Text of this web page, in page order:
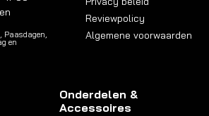
Paasdagen,
en
Reviewpolicy
Algemene voorwaarden
Onderdelen &
Accessoires